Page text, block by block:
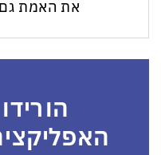
את האמת גם